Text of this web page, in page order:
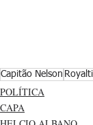
Capitão Nelson
POLÍTICA
CAPA